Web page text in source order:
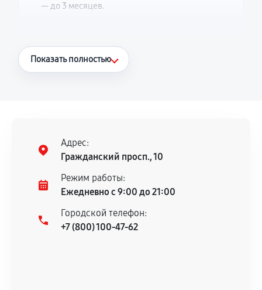
— до 3 месяцев.
Что считается гарантийным случаем
нормальной эксплуатации в течение
гарантийного срока.
Несоответствие комплектующей заявленным
техническим характеристикам.
Документы для подтверждения
Показать полностью
Адрес:
Гражданский просп., 10
Режим работы:
Ежедневно с 9:00 до 21:00
Городской телефон:
+7 (800) 100-47-62